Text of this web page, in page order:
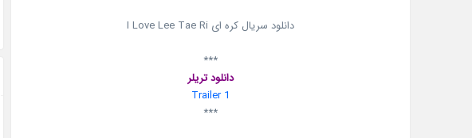
دانلود سریال کره ای I Love Lee Tae Ri
***
دانلود تریلر
Trailer 1
***